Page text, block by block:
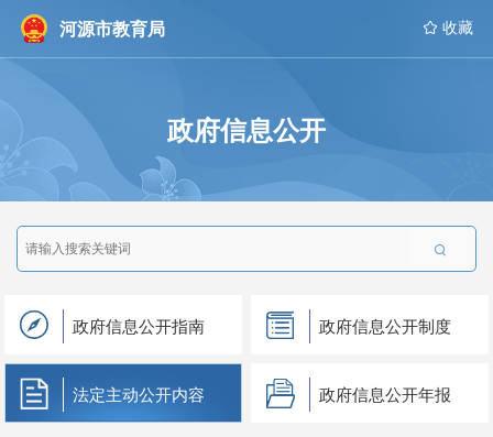
河源市教育局  收藏
政府信息公开

政府信息公开指南 政府信息公开制度
法定主动公开内容 政府信息公开年报